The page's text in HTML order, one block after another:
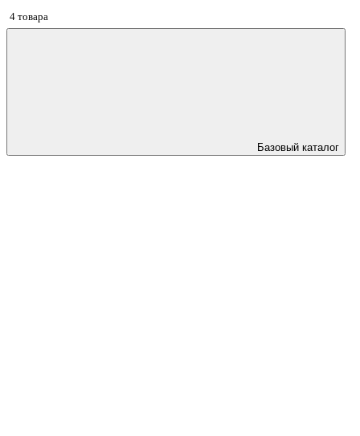
4 товара
Базовый каталог